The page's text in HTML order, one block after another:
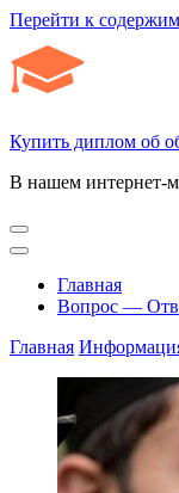
Перейти к
Купить диплом об
В нашем интернет-
Главная
Вопрос —
Главная